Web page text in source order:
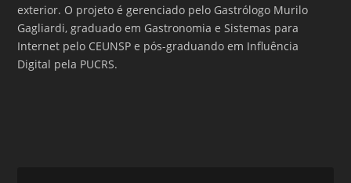
exterior. O projeto é gerenciado pelo Gastrólogo Murilo
Gagliardi, graduado em Gastronomia e Sistemas para
Internet pelo CEUNSP e pós-graduando em Influência
Digital pela PUCRS.